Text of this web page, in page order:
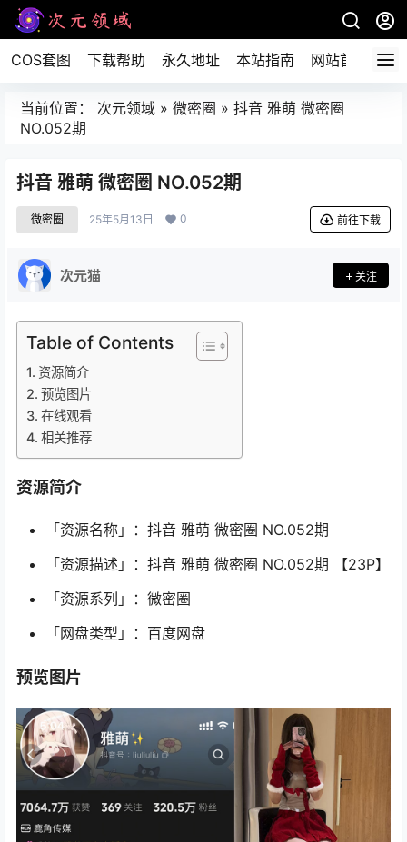
COS套图 下载帮助 永久地址 本站指南 网站首页
当前位置： 次元领域 » 微密圈 » 抖音 雅萌 微密圈
NO.052期
抖音 雅萌 微密圈 NO.052期
微密圈 25年5月13日 0 前往下载
次元猫 关注
Table of Contents
资源简介
预览图片
在线观看
相关推荐
资源简介
「资源名称」：抖音 雅萌 微密圈 NO.052期
「资源描述」：抖音 雅萌 微密圈 NO.052期 【23P】
「资源系列」：微密圈
「网盘类型」：百度网盘
预览图片